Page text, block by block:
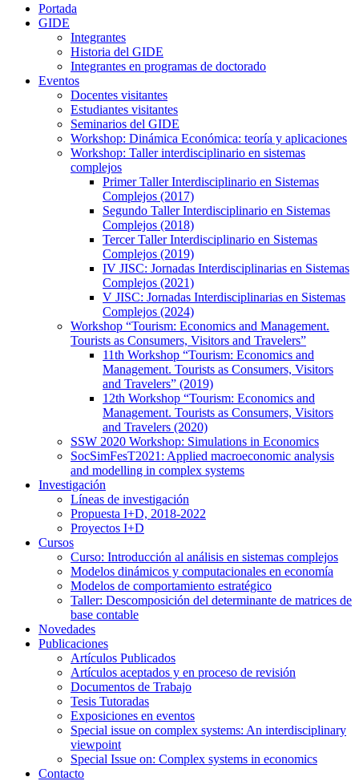
Portada
GIDE
Integrantes
Historia del GIDE
Integrantes en programas de doctorado
Eventos
Docentes visitantes
Estudiantes visitantes
Seminarios del GIDE
Workshop: Dinámica Económica: teoría y aplicaciones
Workshop: Taller interdisciplinario en sistemas
complejos
Primer Taller Interdisciplinario en Sistemas
Complejos (2017)
Segundo Taller Interdisciplinario en Sistemas
Complejos (2018)
Tercer Taller Interdisciplinario en Sistemas
Complejos (2019)
IV JISC: Jornadas Interdisciplinarias en Sistemas
Complejos (2021)
V JISC: Jornadas Interdisciplinarias en Sistemas
Complejos (2024)
Workshop “Tourism: Economics and Management.
Tourists as Consumers, Visitors and Travelers”
11th Workshop “Tourism: Economics and
Management. Tourists as Consumers, Visitors
and Travelers” (2019)
12th Workshop “Tourism: Economics and
Management. Tourists as Consumers, Visitors
and Travelers (2020)
SSW 2020 Workshop: Simulations in Economics
SocSimFesT2021: Applied macroeconomic analysis
and modelling in complex systems
Investigación
Líneas de investigación
Propuesta I+D, 2018-2022
Proyectos I+D
Cursos
Curso: Introducción al análisis en sistemas complejos
Modelos dinámicos y computacionales en economía
Modelos de comportamiento estratégico
Taller: Descomposición del determinante de matrices de
base contable
Novedades
Publicaciones
Artículos Publicados
Artículos aceptados y en proceso de revisión
Documentos de Trabajo
Tesis Tutoradas
Exposiciones en eventos
Special issue on complex systems: An interdisciplinary
viewpoint
Special Issue on: Complex systems in economics
Contacto